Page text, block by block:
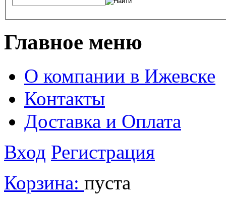
Главное меню
О компании в Ижевске
Контакты
Доставка и Оплата
Вход Регистрация
Корзина: пуста